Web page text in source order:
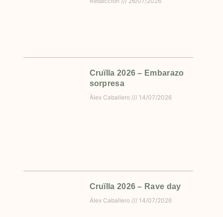
Cruïlla 2026 – Embarazo
sorpresa
Àlex Caballero 14/07/2026
Cruïlla 2026 – Rave day
Àlex Caballero 14/07/2026